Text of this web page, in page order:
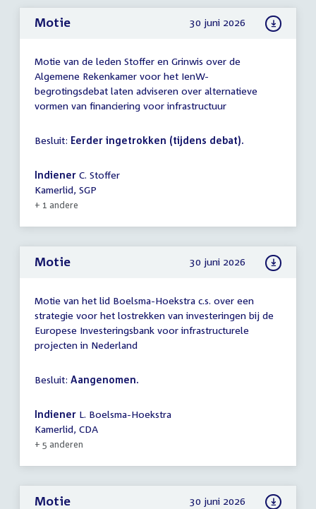
Motie 30 juni 2026
Motie van de leden Stoffer en Grinwis over de
Algemene Rekenkamer voor het IenW-
begrotingsdebat laten adviseren over alternatieve
vormen van financiering voor infrastructuur
Besluit: Eerder ingetrokken (tijdens debat).
Indiener C. Stoffer
Kamerlid, SGP
+ 1 andere
Motie 30 juni 2026
Motie van het lid Boelsma-Hoekstra c.s. over een
strategie voor het lostrekken van investeringen bij de
Europese Investeringsbank voor infrastructurele
projecten in Nederland
Besluit: Aangenomen.
Indiener L. Boelsma-Hoekstra
Kamerlid, CDA
+ 5 anderen
Motie 30 juni 2026